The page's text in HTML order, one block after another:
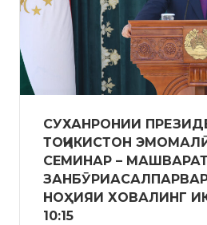
СУХАНРОНИИ
ТОҶИКИСТОН
СЕМИНАР –
НОҲИЯИ ХОВАЛИНГ
10:15